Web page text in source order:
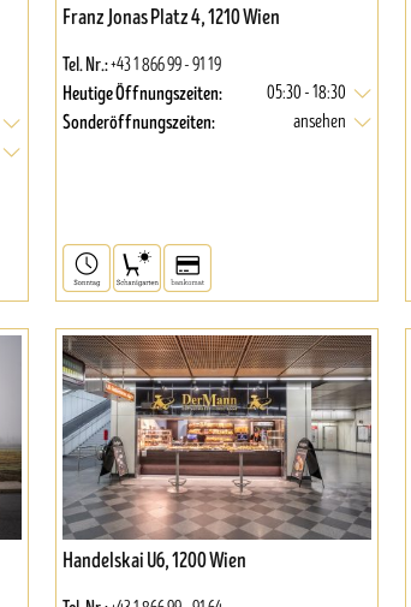
Franz Jonas Platz 4, 1210 Wien
Tel. Nr.:+43 1 866 99 - 91 19
Heutige Öffnungszeiten: 05:30 - 18:30
Sonderöffnungszeiten: ansehen
Handelskai U6, 1200 Wien